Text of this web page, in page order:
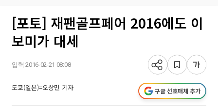
[포토] 재팬골프페어 2016에도 이
보미가 대세
입력 2016-02-21 08:08
도쿄(일본)=오상민 기자 구글 선호매체 추가